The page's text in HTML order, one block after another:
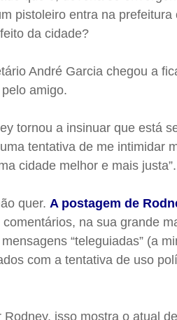
pistoleiro entra na
da cidade?
André Garcia chegou a
amigo.
tornou a insinuar que está
tentativa de me intimidar
cidade melhor e mais justa”.
quer.A postagem de
na sua grande
“teleguiadas” (a
com a tentativa de uso
isso mostra o atual